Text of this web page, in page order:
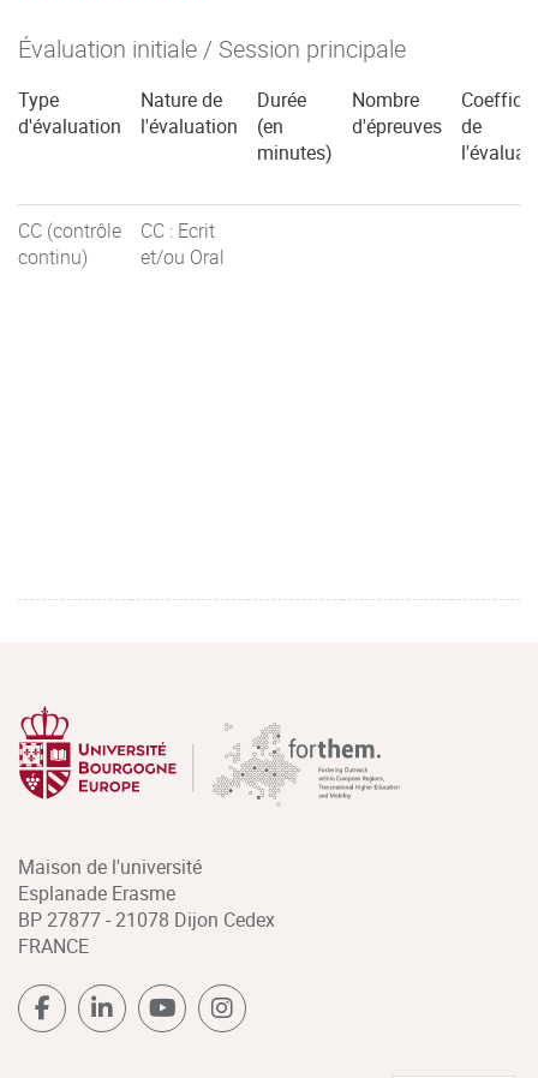
Évaluation initiale / Session principale
Type
d'évaluation
Nature de
l'évaluation
Durée
(en
minutes)
Nombre
d'épreuves
de
CC (contrôle
continu)
CC : Ecrit
et/ou Oral
Maison de l'université
Esplanade Erasme
BP 27877 - 21078 Dijon Cedex
FRANCE